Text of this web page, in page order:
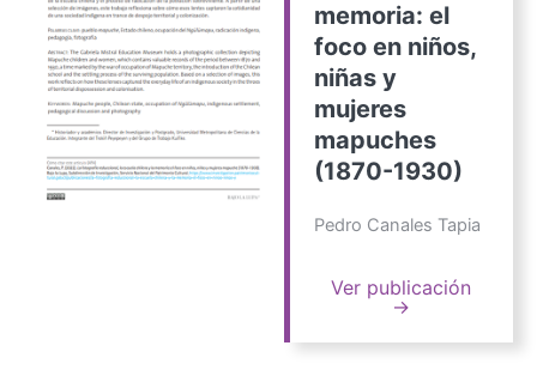
memoria: el
foco en niños,
niñas y
mujeres
mapuches
(1870-1930)
Pedro Canales Tapia
Ver publicación
→